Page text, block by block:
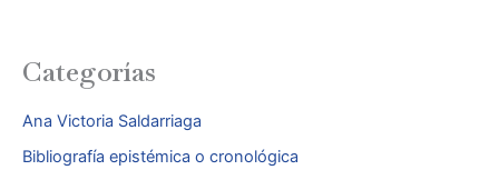
Categorías
Ana Victoria Saldarriaga
Bibliografía epistémica o cronológica